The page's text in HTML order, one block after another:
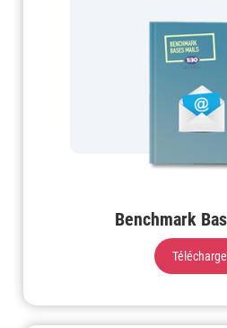
Benchmark